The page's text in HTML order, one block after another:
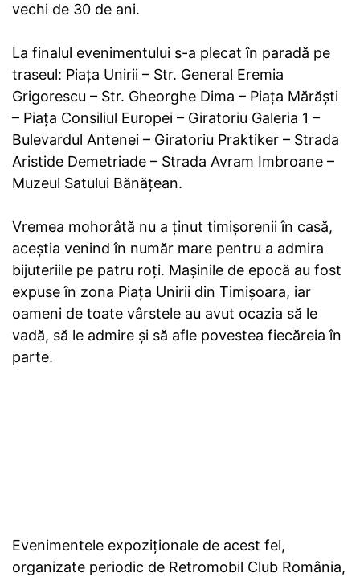
vechi de 30 de ani.
La finalul evenimentului s-a plecat în paradă pe
traseul: Piața Unirii – Str. General Eremia
Grigorescu – Str. Gheorghe Dima – Piața Mărăști
– Piața Consiliul Europei – Giratoriu Galeria 1 –
Bulevardul Antenei – Giratoriu Praktiker – Strada
Aristide Demetriade – Strada Avram Imbroane –
Muzeul Satului Bănățean.
Vremea mohorâtă nu a ținut timișorenii în casă,
aceștia venind în număr mare pentru a admira
bijuteriile pe patru roți. Maşinile de epocă au fost
expuse în zona Piața Unirii din Timișoara, iar
oameni de toate vârstele au avut ocazia să le
vadă, să le admire și să afle povestea fiecăreia în
parte.
Evenimentele expoziţionale de acest fel,
organizate periodic de Retromobil Club România,